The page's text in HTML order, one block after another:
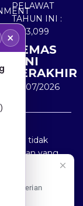
PELAWAT
TAHUN INI :
5,523,099
KEMAS
KINI
TERAKHIR
30/07/2026
tidak
yang
maklumat
×